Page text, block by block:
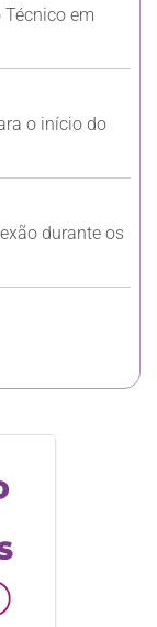
Técnico em
o início do
durante os